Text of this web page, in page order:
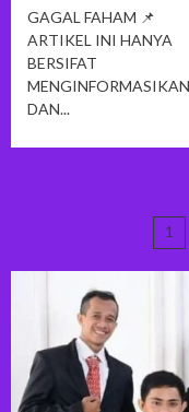
GAGAL FAHAM 📌
ARTIKEL INI HANYA
BERSIFAT
MENGINFORMASIKAN
DAN...
1